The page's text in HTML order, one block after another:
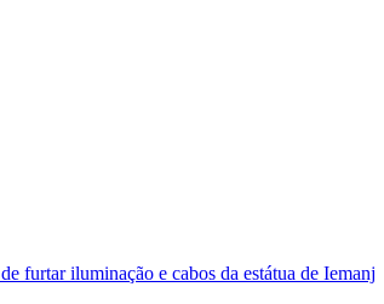
e cabos da estátua de Iemanjá é preso em